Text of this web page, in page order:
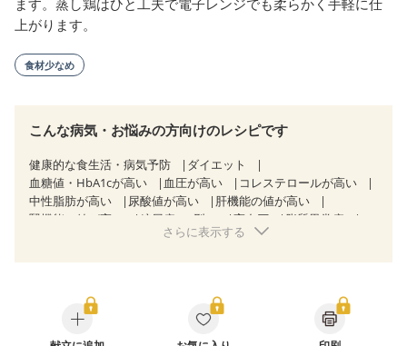
ます。蒸し鶏はひと工夫で電子レンジでも柔らかく手軽に仕
上がります。
食材少なめ
こんな病気・お悩みの方向けのレシピです
健康的な食生活・病気予防
ダイエット
血糖値・HbA1cが高い
血圧が高い
コレステロールが高い
中性脂肪が高い
尿酸値が高い
肝機能の値が高い
腎機能の値が高い
糖尿病（2型） 高血圧
脂質異常症
狭心症 心筋梗塞
糖尿病性腎症（第３期）
CKD（ステージ１）
CKD（ステージ２）
CKD（ステージ３b）
さらに表示する